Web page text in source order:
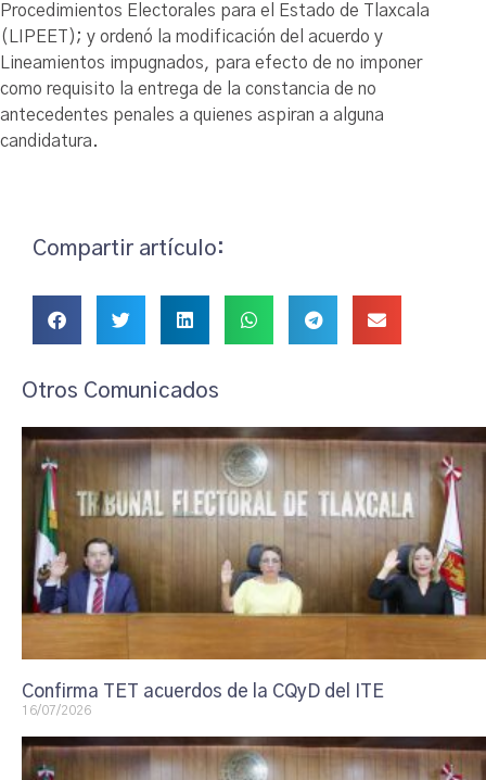
Procedimientos Electorales para el Estado de Tlaxcala
(LIPEET); y ordenó la modificación del acuerdo y
Lineamientos impugnados, para efecto de no imponer
como requisito la entrega de la constancia de no
antecedentes penales a quienes aspiran a alguna
candidatura.
Compartir artículo:
Otros Comunicados
Confirma TET acuerdos de la CQyD del ITE
16/07/2026